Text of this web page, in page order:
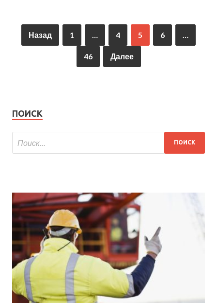
Назад 1 4 5 6
46 Далее
ПОИСК